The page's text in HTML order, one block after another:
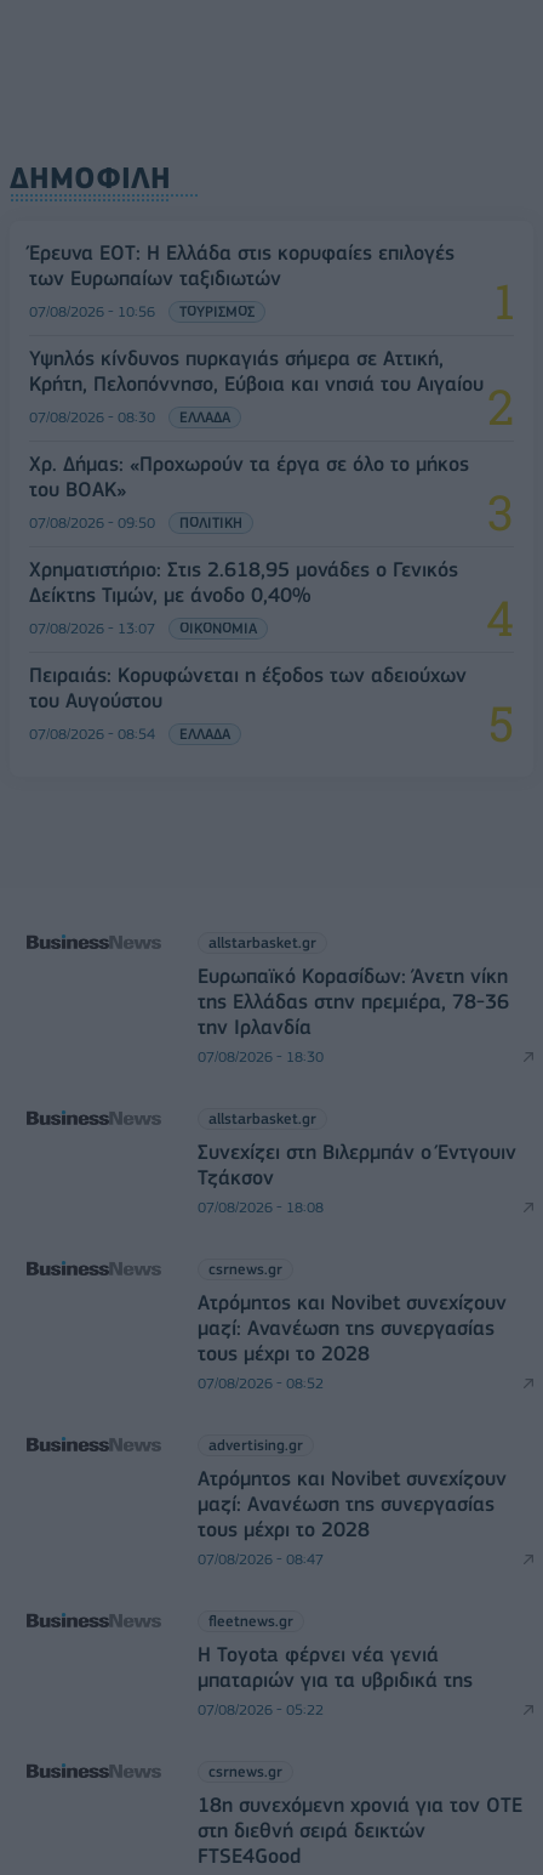
ΔΗΜΟΦΙΛΗ
Έρευνα ΕΟΤ: Η Ελλάδα στις κορυφαίες επιλογές
των Ευρωπαίων ταξιδιωτών
07/08/2026 - 10:56 ΤΟΥΡΙΣΜΟΣ
Υψηλός κίνδυνος πυρκαγιάς σήμερα σε Αττική,
Κρήτη, Πελοπόννησο, Εύβοια και νησιά του Αιγαίου
07/08/2026 - 08:30 ΕΛΛΑΔΑ
Χρ. Δήμας: «Προχωρούν τα έργα σε όλο το μήκος
του ΒΟΑΚ»
07/08/2026 - 09:50 ΠΟΛΙΤΙΚΗ
Χρηματιστήριο: Στις 2.618,95 μονάδες ο Γενικός
Δείκτης Τιμών, με άνοδο 0,40%
07/08/2026 - 13:07 ΟΙΚΟΝΟΜΙΑ
Πειραιάς: Κορυφώνεται η έξοδος των αδειούχων
του Αυγούστου
07/08/2026 - 08:54 ΕΛΛΑΔΑ
allstarbasket.gr
Ευρωπαϊκό Κορασίδων: Άνετη νίκη
της Ελλάδας στην πρεμιέρα, 78-36
την Ιρλανδία
07/08/2026 - 18:30
allstarbasket.gr
Συνεχίζει στη Βιλερμπάν ο Έντγουιν
Τζάκσον
07/08/2026 - 18:08
csrnews.gr
Ατρόμητος και Novibet συνεχίζουν
μαζί: Ανανέωση της συνεργασίας
τους μέχρι το 2028
07/08/2026 - 08:52
advertising.gr
Ατρόμητος και Novibet συνεχίζουν
μαζί: Ανανέωση της συνεργασίας
τους μέχρι το 2028
07/08/2026 - 08:47
fleetnews.gr
Η Toyota φέρνει νέα γενιά
μπαταριών για τα υβριδικά της
07/08/2026 - 05:22
csrnews.gr
18η συνεχόμενη χρονιά για τον ΟΤΕ
στη διεθνή σειρά δεικτών
FTSE4Good